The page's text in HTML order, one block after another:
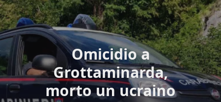
Omicidio a
Grottaminarda,
morto un ucraino